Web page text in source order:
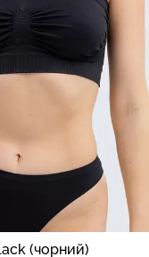
(чорний)